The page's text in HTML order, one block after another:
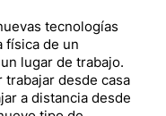
tecnologías
física de un
lugar de trabajo.
trabajar desde casa
a distancia desde